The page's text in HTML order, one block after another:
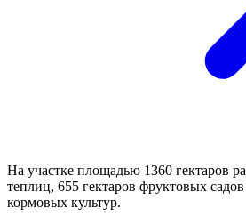
На участке площадью 1360 гектаров
теплиц, 655 гектаров фруктовых
кормовых культур.